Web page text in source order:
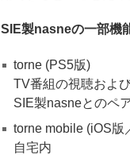
SIE製nasneの一部機
torne (PS5版)
TV番組の視聴およ
SIE製nasneとのペ
torne mobile (iOS版
自宅内